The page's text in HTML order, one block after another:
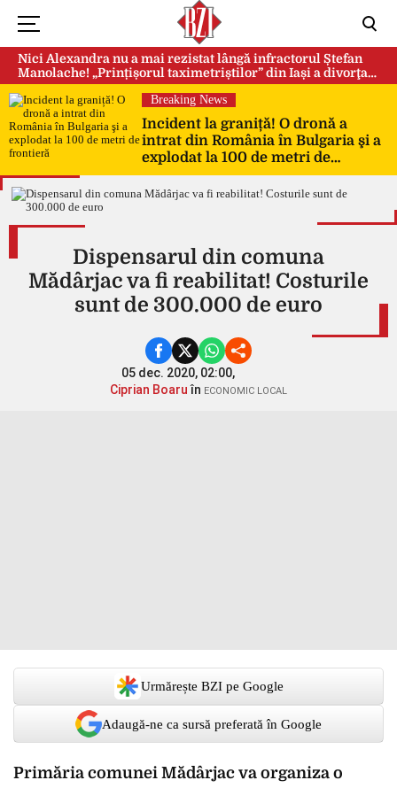
Nici Alexandra nu a mai rezistat lângă infractorul Ștefan
Manolache! „Prințișorul taximetriștilor” din Iași a divorţat
după doi ani de căsnicie
Breaking News
Incident la graniță! O dronă a
intrat din România în Bulgaria şi a
explodat la 100 de metri de
frontieră
Dispensarul din comuna
Mădârjac va fi reabilitat! Costurile
sunt de 300.000 de euro
05 dec. 2020, 02:00,
Ciprian Boaruîn ECONOMIC LOCAL
Urmărește BZI pe Google
Adaugă-ne ca sursă preferată în Google
Primăria comunei Mădârjac va organiza o